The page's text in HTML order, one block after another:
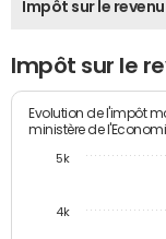
Impôt sur le revenu
Impôt sur le
Evolution de l'impôt
ministère de
4k
5k